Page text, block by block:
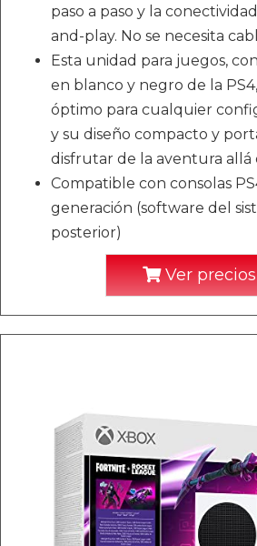
paso a paso y la
and-play. No se necesita
Esta unidad para juegos,
en blanco y negro de la
óptimo para cualquier
y su diseño compacto y
disfrutar de la aventura allá
Compatible con consolas
generación (software del
posterior)
Ver